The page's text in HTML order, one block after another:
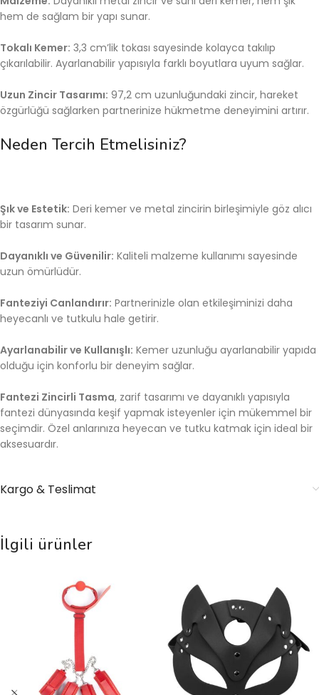
hem de sağlam bir yapı sunar.
Tokalı Kemer: 3,3 cm’lik tokası sayesinde kolayca takılıp
çıkarılabilir. Ayarlanabilir yapısıyla farklı boyutlara uyum sağlar.
Uzun Zincir Tasarımı: 97,2 cm uzunluğundaki zincir, hareket
özgürlüğü sağlarken partnerinize hükmetme deneyimini artırır.
Neden Tercih Etmelisiniz?
Şık ve Estetik: Deri kemer ve metal zincirin birleşimiyle göz alıcı
bir tasarım sunar.
Dayanıklı ve Güvenilir: Kaliteli malzeme kullanımı sayesinde
uzun ömürlüdür.
Fanteziyi Canlandırır: Partnerinizle olan etkileşiminizi daha
heyecanlı ve tutkulu hale getirir.
Ayarlanabilir ve Kullanışlı: Kemer uzunluğu ayarlanabilir yapıda
olduğu için konforlu bir deneyim sağlar.
Fantezi Zincirli Tasma, zarif tasarımı ve dayanıklı yapısıyla
fantezi dünyasında keşif yapmak isteyenler için mükemmel bir
seçimdir. Özel anlarınıza heyecan ve tutku katmak için ideal bir
aksesuardır.
Kargo & Teslimat
İlgili ürünler